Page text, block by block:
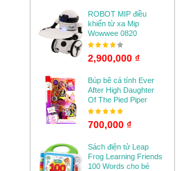
ROBOT MIP điều
khiển từ xa Mip
Wowwee 0820
2,900,000 ₫
Búp bê cá tính Ever
After High Daughter
Of The Pied Piper
700,000 ₫
Sách điện tử Leap
Frog Learning Friends
100 Words cho bé